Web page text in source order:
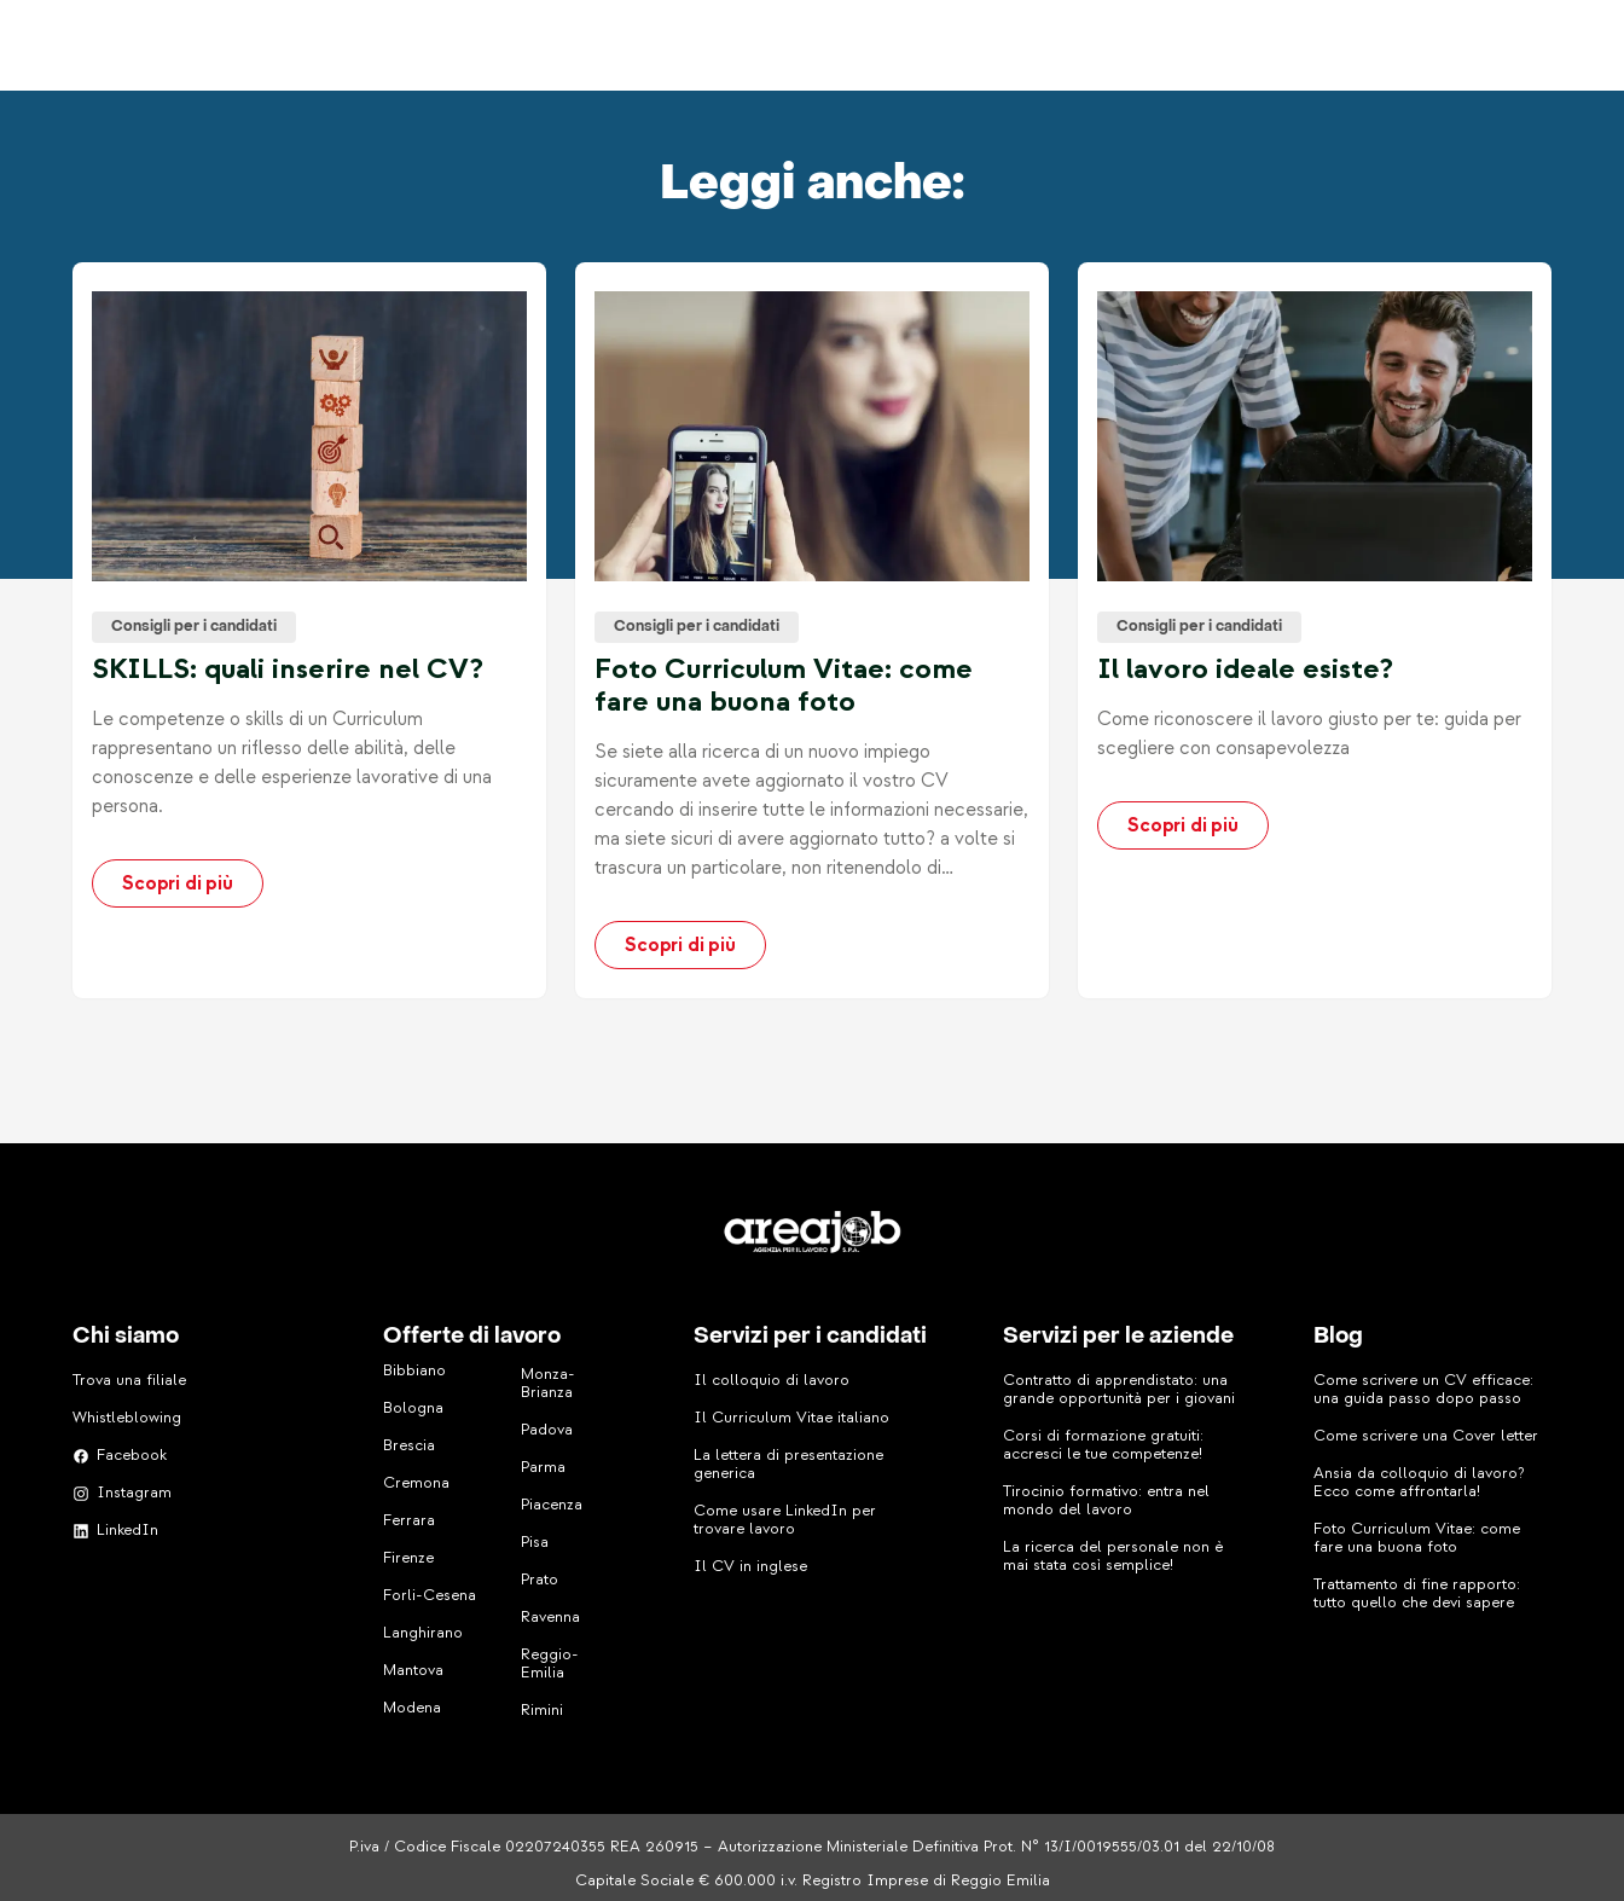
Leggi anche:
Consigli per i candidati
SKILLS: quali inserire nel CV?
Le competenze o skills di un Curriculum
rappresentano un riflesso delle abilità, delle
conoscenze e delle esperienze lavorative di una
persona.
Scopri di più
Consigli per i candidati
Foto Curriculum Vitae: come
fare una buona foto
Se siete alla ricerca di un nuovo impiego
sicuramente avete aggiornato il vostro CV
cercando di inserire tutte le informazioni necessarie,
ma siete sicuri di avere aggiornato tutto? a volte si
trascura un particolare, non ritenendolo di
Scopri di più
Consigli per i candidati
Il lavoro ideale esiste?
Come riconoscere il lavoro giusto per te: guida per
scegliere con consapevolezza
Scopri di più
Chi siamo
Trova una filiale
Whistleblowing
Facebook
Instagram
LinkedIn
Offerte di lavoro
Bibbiano
Bologna
Brescia
Cremona
Ferrara
Firenze
Forli-Cesena
Langhirano
Mantova
Modena
Monza-
Brianza
Padova
Parma
Piacenza
Pisa
Prato
Ravenna
Reggio-
Emilia
Rimini
Servizi per i candidati
Il colloquio di lavoro
Il Curriculum Vitae italiano
La lettera di presentazione
generica
Come usare LinkedIn per
trovare lavoro
Il CV in inglese
Servizi per le aziende
Contratto di apprendistato: una
grande opportunità per i giovani
Corsi di formazione gratuiti:
accresci le tue competenze!
Tirocinio formativo: entra nel
mondo del lavoro
La ricerca del personale non è
mai stata così semplice!
Blog
Come scrivere un CV efficace:
una guida passo dopo passo
Come scrivere una Cover letter
Ansia da colloquio di lavoro?
Ecco come affrontarla!
Foto Curriculum Vitae: come
fare una buona foto
Trattamento di fine rapporto:
tutto quello che devi sapere
P.iva / Codice Fiscale 02207240355 REA 260915 – Autorizzazione Ministeriale Definitiva Prot. N° 13/I/0019555/03.01 del 22/10/08
Capitale Sociale € 600.000 i.v. Registro Imprese di Reggio Emilia